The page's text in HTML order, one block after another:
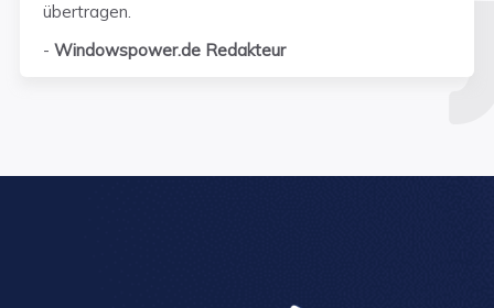
übertragen.
- Windowspower.de Redakteur